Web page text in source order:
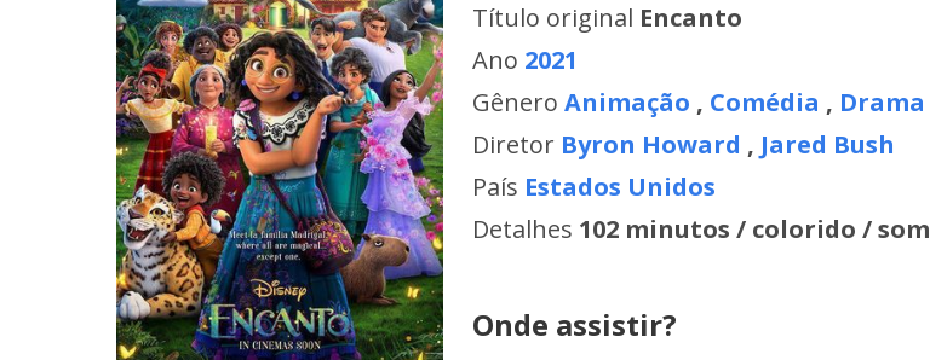
Título original Encanto
Ano 2021
Gênero Animação , Comédia , Drama
Diretor Byron Howard , Jared Bush
País Estados Unidos
Detalhes 102 minutos / colorido / som
Onde assistir?